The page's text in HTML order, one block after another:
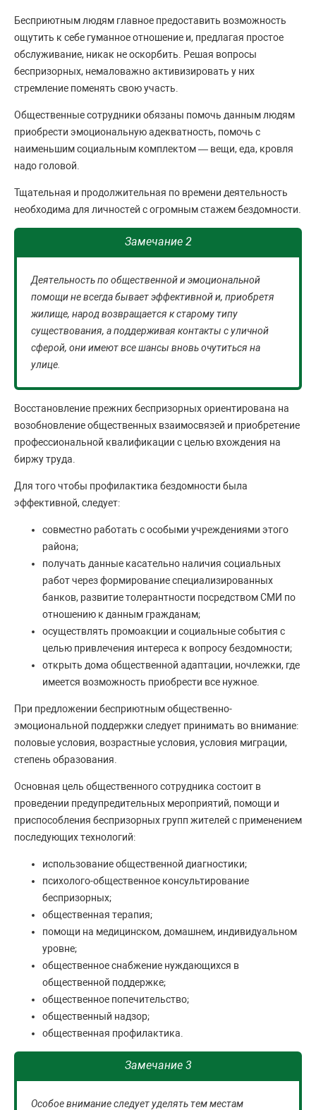
Бесприютным людям главное предоставить возможность
ощутить к себе гуманное отношение и, предлагая простое
обслуживание, никак не оскорбить. Решая вопросы
беспризорных, немаловажно активизировать у них
стремление поменять свою участь.
Общественные сотрудники обязаны помочь данным людям
приобрести эмоциональную адекватность, помочь с
наименьшим социальным комплектом — вещи, еда, кровля
надо головой.
Тщательная и продолжительная по времени деятельность
необходима для личностей с огромным стажем бездомности.
Замечание 2
Деятельность по общественной и эмоциональной
помощи не всегда бывает эффективной и, приобретя
жилище, народ возвращается к старому типу
существования, а поддерживая контакты с уличной
сферой, они имеют все шансы вновь очутиться на
улице.
Восстановление прежних беспризорных ориентирована на
возобновление общественных взаимосвязей и приобретение
профессиональной квалификации с целью вхождения на
биржу труда.
Для того чтобы профилактика бездомности была
эффективной, следует:
совместно работать с особыми учреждениями этого
района;
получать данные касательно наличия социальных
работ через формирование специализированных
банков, развитие толерантности посредством СМИ по
отношению к данным гражданам;
осуществлять промоакции и социальные события с
целью привлечения интереса к вопросу бездомности;
открыть дома общественной адаптации, ночлежки, где
имеется возможность приобрести все нужное.
При предложении бесприютным общественно-
эмоциональной поддержки следует принимать во внимание:
половые условия, возрастные условия, условия миграции,
степень образования.
Основная цель общественного сотрудника состоит в
проведении предупредительных мероприятий, помощи и
приспособления беспризорных групп жителей с применением
последующих технологий:
использование общественной диагностики;
психолого-общественное консультирование
беспризорных;
общественная терапия;
помощи на медицинском, домашнем, индивидуальном
уровне;
общественное снабжение нуждающихся в
общественной поддержке;
общественное попечительство;
общественный надзор;
общественная профилактика.
Замечание 3
Особое внимание следует уделять тем местам